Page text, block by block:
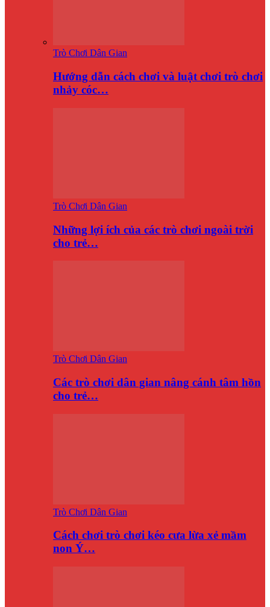
Trò Chơi Dân Gian
Hướng dẫn cách chơi và luật chơi trò chơi
nhảy cóc…
Trò Chơi Dân Gian
Những lợi ích của các trò chơi ngoài trời
cho trẻ…
Trò Chơi Dân Gian
Các trò chơi dân gian nâng cánh tâm hồn
cho trẻ…
Trò Chơi Dân Gian
Cách chơi trò chơi kéo cưa lừa xẻ mầm
non Ý…